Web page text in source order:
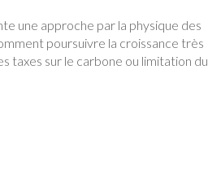
une approche par la physique des
poursuivre la croissance très
taxes sur le carbone ou limitation du